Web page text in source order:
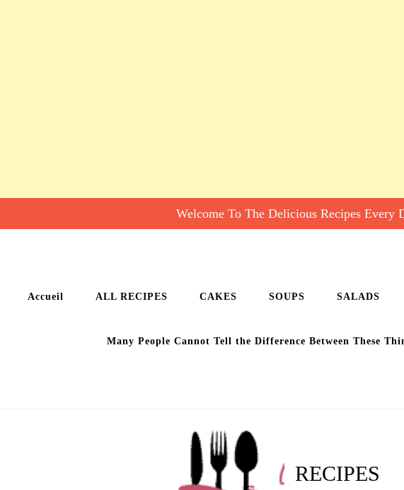
Welcome To The Delicious Recipes Every
Accueil ALL RECIPES CAKES SOUPS SALADS
Many People Cannot Tell the Difference Between These
RECIPES